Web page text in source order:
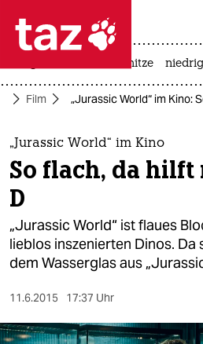
 taz zahl ich
taz zahl ich
themen
politik
öko
gesellschaft
sport
hitze
Film „Jurassic World“ im Kino:
„Jurassic World“ im Kino
So flach, da hilft
D
„Jurassic World“ ist flaues
lieblos inszenierten Dinos. Da
dem Wasserglas aus
11.6.2015 17:37 Uhr